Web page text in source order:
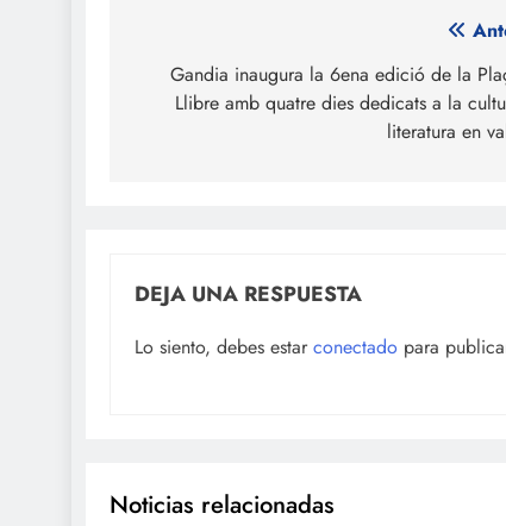
entradas
Gandia inaugura la 6ena edició de la
Llibre amb quatre dies dedicats a la
literatura en
DEJA UNA RESPUESTA
Lo siento, debes estar conectado para
Noticias relacionadas